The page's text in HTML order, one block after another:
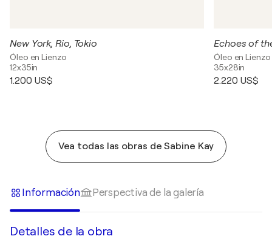
New York, Rio, Tokio
Óleo en Lienzo
12x35in
1.200 US$
Echoes of
Óleo en Lienzo
35x28in
2.220 US$
Vea todas las obras de Sabine Kay
Información Perspectiva de la galería
Detalles de la obra